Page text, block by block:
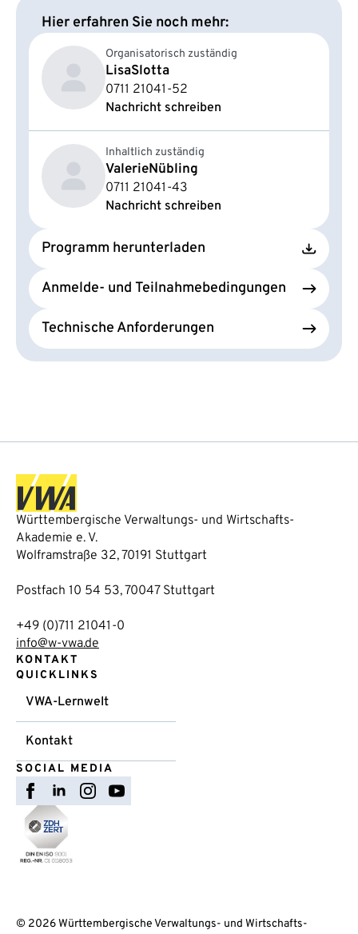
Hier erfahren Sie noch mehr:
Organisatorisch zuständig
LisaSlotta
0711 21041-52
Nachricht schreiben
Inhaltlich zuständig
ValerieNübling
0711 21041-43
Nachricht schreiben
Programm herunterladen
Anmelde- und Teilnahmebedingungen
Technische Anforderungen
Württembergische Verwaltungs- und Wirtschafts-
Akademie e. V.
Wolframstraße 32, 70191 Stuttgart
Postfach 10 54 53, 70047 Stuttgart
+49 (0)711 21041-0
info@w-vwa.de
KONTAKT
QUICKLINKS
VWA-Lernwelt
Kontakt
SOCIAL MEDIA
© 2026 Württembergische Verwaltungs- und Wirtschafts-